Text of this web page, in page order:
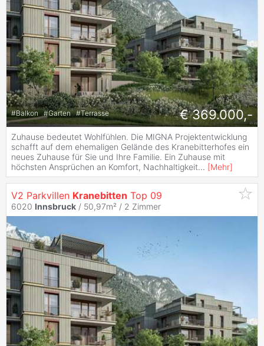
#Balkon #Garten #Terrasse € 369.000,-
Zuhause bedeutet Wohlfühlen. Die MIGNA Projektentwicklung
schafft auf dem ehemaligen Gelände des Kranebitterhofes ein
neues Zuhause für Sie und Ihre Familie. Ein Zuhause mit
höchsten Ansprüchen an Komfort, Nachhaltigkeit... [Mehr]
V2 Parkvillen Kranebitten Top 09
6020 Innsbruck / 50,97m² / 2 Zimmer